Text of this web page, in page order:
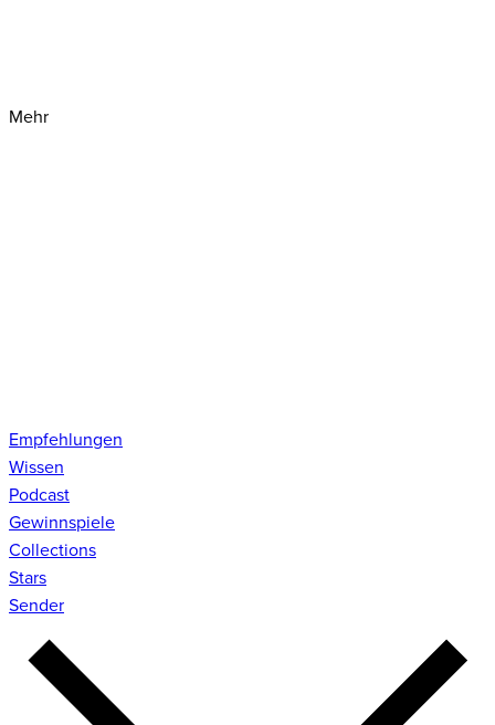
Mehr
Empfehlungen
Wissen
Podcast
Gewinnspiele
Collections
Stars
Sender